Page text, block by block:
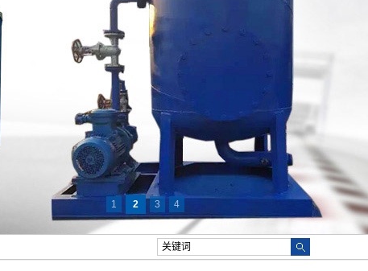
1 2 3 4